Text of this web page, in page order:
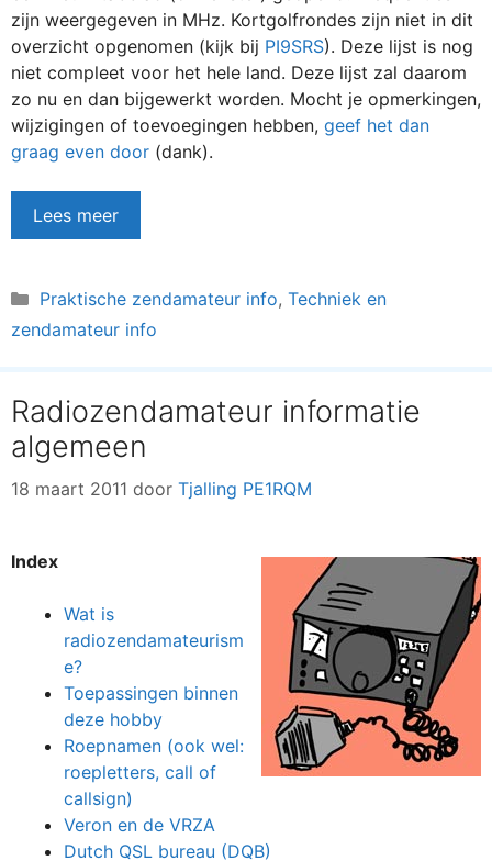
zijn weergegeven in MHz. Kortgolfrondes zijn niet in dit
overzicht opgenomen (kijk bij PI9SRS). Deze lijst is nog
niet compleet voor het hele land. Deze lijst zal daarom
zo nu en dan bijgewerkt worden. Mocht je opmerkingen,
wijzigingen of toevoegingen hebben, geef het dan
graag even door (dank).
Lees meer
Categorieën
Praktische zendamateur info, Techniek en
zendamateur info
Radiozendamateur informatie
algemeen
18 maart 2011 door Tjalling PE1RQM
Index
Wat is
radiozendamateurism
e?
Toepassingen binnen
deze hobby
Roepnamen (ook wel:
roepletters, call of
callsign)
Veron en de VRZA
Dutch QSL bureau (DQB)